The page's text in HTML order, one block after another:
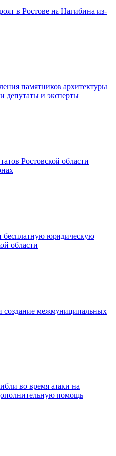
в Ростове на Нагибина из-
памятников архитектуры
депутаты и эксперты
Ростовской области
бесплатную юридическую
области
создание межмуниципальных
во время атаки на
помощь